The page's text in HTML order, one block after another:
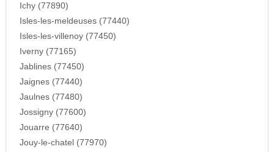
Ichy (77890)
Isles-les-meldeuses (77440)
Isles-les-villenoy (77450)
Iverny (77165)
Jablines (77450)
Jaignes (77440)
Jaulnes (77480)
Jossigny (77600)
Jouarre (77640)
Jouy-le-chatel (77970)